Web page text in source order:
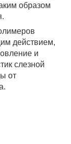
образом
действием,
и
слезной
от